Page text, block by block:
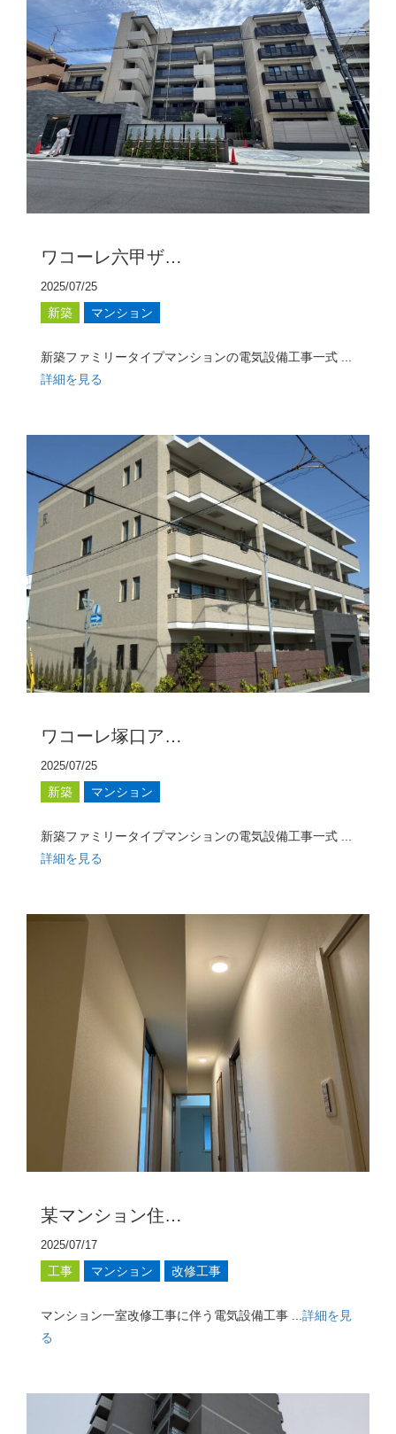
ワコーレ六甲ザ…
2025/07/25
新築 マンション
新築ファミリータイプマンションの電気設備工事一式 ...
詳細を見る
ワコーレ塚口ア…
2025/07/25
新築 マンション
新築ファミリータイプマンションの電気設備工事一式 ...
詳細を見る
某マンション住…
2025/07/17
工事 マンション 改修工事
マンション一室改修工事に伴う電気設備工事 ... 詳細を見
る